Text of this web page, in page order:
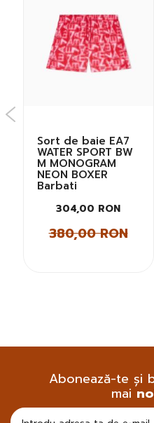
Sort de baie EA7
WATER SPORT BW
M MONOGRAM
NEON BOXER
Barbati
304,00 RON
380,00 RON
Abonează-te și
mai